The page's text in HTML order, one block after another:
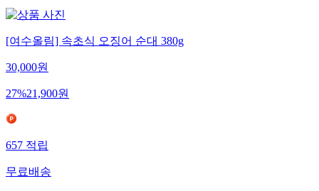
[여수올림] 속초식 오징어 순대 380g
30,000원
27%21,900원
657적립
무료배송